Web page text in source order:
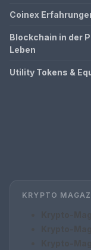
Coinex
Blockchain in der
Leben
Utility Tokens &
KRYPTO